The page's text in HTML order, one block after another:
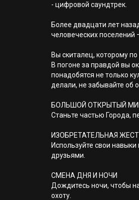
- цифровой саундтрек.
Более двадцати лет
человеческих
Вы скиталец, которому
В погоне за правдой вы
понадобятся не только
делали, не забывайте об
БОЛЬШОЙ ОТКРЫТЫЙ
Станьте частью Города,
ИЗОБРЕТАТЕЛЬНАЯ
Используйте свои
друзьями.
СМЕНА ДНЯ И НОЧИ
Дождитесь ночи, чтобы
охоту.